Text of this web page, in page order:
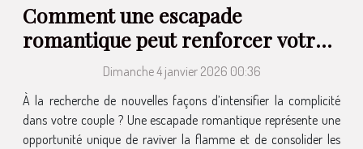
Comment une escapade
romantique peut renforcer votre
relation ?Dimanche 4 janvier 2026 00:36
À la recherche de nouvelles façons d’intensifier la complicité
dans votre couple ? Une escapade romantique représente une
opportunité unique de raviver la flamme et de consolider les